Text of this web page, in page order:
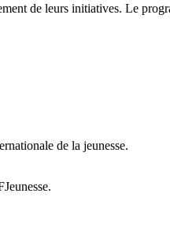
de leurs initiatives. Le
de la jeunesse.